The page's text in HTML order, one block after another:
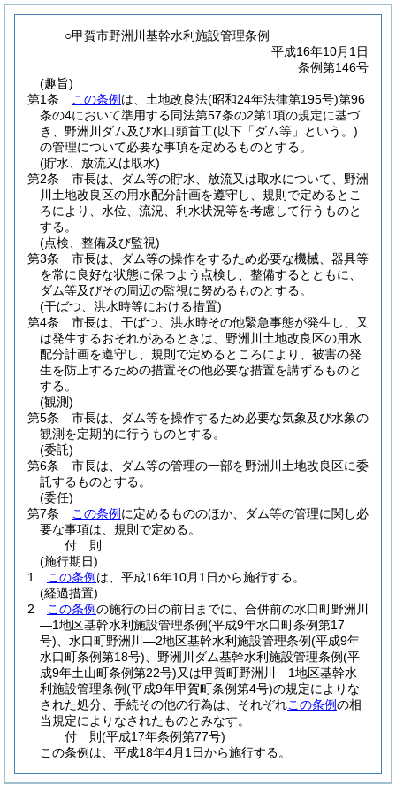
○甲賀市野洲川基幹水利施設管理条例
平成16年10月1日
条例第146号
(趣旨)
第1条
この条例 は、土地改良法(昭和24年法律第195号)第96
条の4において準用する同法第57条の2第1項の規定に基づ
き、野洲川ダム及び水口頭首工(以下「ダム等」という。)
の管理について必要な事項を定めるものとする。
(貯水、放流又は取水)
第2条
市長は、ダム等の貯水、放流又は取水について、野洲
川土地改良区の用水配分計画を遵守し、規則で定めるとこ
ろにより、水位、流況、利水状況等を考慮して行うものと
する。
(点検、整備及び監視)
第3条
市長は、ダム等の操作をするため必要な機械、器具等
を常に良好な状態に保つよう点検し、整備するとともに、
ダム等及びその周辺の監視に努めるものとする。
(干ばつ、洪水時等における措置)
第4条
市長は、干ばつ、洪水時その他緊急事態が発生し、又
は発生するおそれがあるときは、野洲川土地改良区の用水
配分計画を遵守し、規則で定めるところにより、被害の発
生を防止するための措置その他必要な措置を講ずるものと
する。
(観測)
第5条
市長は、ダム等を操作するため必要な気象及び水象の
観測を定期的に行うものとする。
(委託)
第6条
市長は、ダム等の管理の一部を野洲川土地改良区に委
託するものとする。
(委任)
第7条
この条例 に定めるもののほか、ダム等の管理に関し必
要な事項は、規則で定める。
付 則
(施行期日)
1
この条例 は、平成16年10月1日から施行する。
(経過措置)
2
この条例の施行の日の前日までに、合併前の水口町野洲川
―1地区基幹水利施設管理条例(平成9年水口町条例第17
号) 、水口町野洲川―2地区基幹水利施設管理条例(平成9年
水口町条例第18号) 、野洲川ダム基幹水利施設管理条例(平
成9年土山町条例第22号)又は甲賀町野洲川―1地区基幹水
利施設管理条例(平成9年甲賀町条例第4号)の規定によりな
された処分、手続その他の行為は、それぞれこの条例の相
当規定によりなされたものとみなす。
付 則(平成17年条例第77号)
この条例は、平成18年4月1日から施行する。